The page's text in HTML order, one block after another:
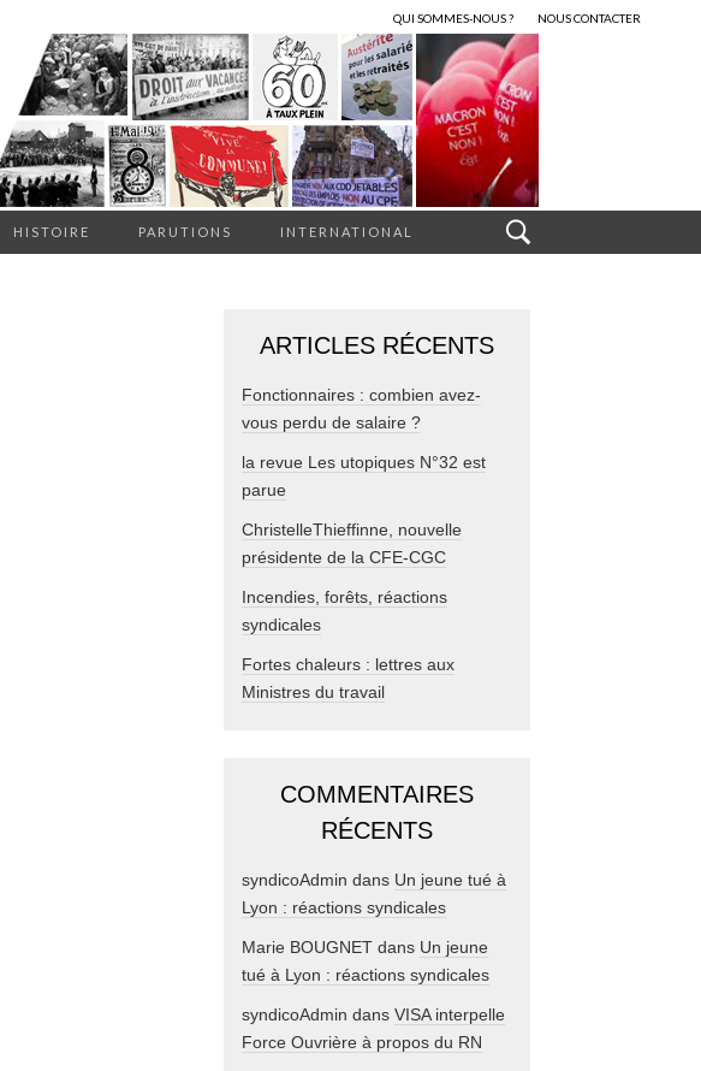
QUI SOMMES-NOUS ? NOUS CONTACTER
HISTOIRE PARUTIONS INTERNATIONAL
ARTICLES RÉCENTS
Fonctionnaires : combien avez-
vous perdu de salaire ?
la revue Les utopiques N°32 est
parue
ChristelleThieffinne, nouvelle
présidente de la CFE-CGC
Incendies, forêts, réactions
syndicales
Fortes chaleurs : lettres aux
Ministres du travail
COMMENTAIRES
RÉCENTS
syndicoAdmin dans Un jeune tué à
Lyon : réactions syndicales
Marie BOUGNET dans Un jeune
tué à Lyon : réactions syndicales
syndicoAdmin dans VISA interpelle
Force Ouvrière à propos du RN